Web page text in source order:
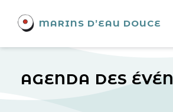
MARINS D’EAU DOUCE
AGENDA DES